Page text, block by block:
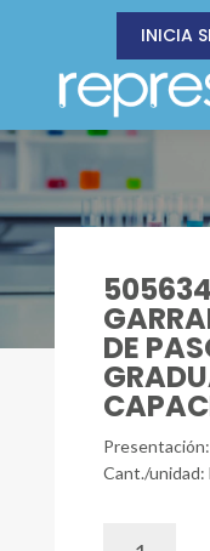
INICIA
DE
Cant./unidad: